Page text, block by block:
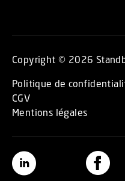
Copyright © 2026
Politique de
CGV
Mentions légales